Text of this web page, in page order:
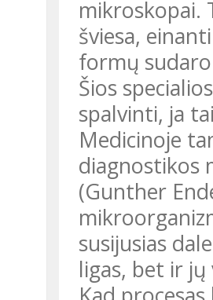
mikroskopai.
šviesa,
formų
Šios
spalvinti, ja
Medicinoje
diagnostikos
(Gunther
susijusias
ligas, bet ir